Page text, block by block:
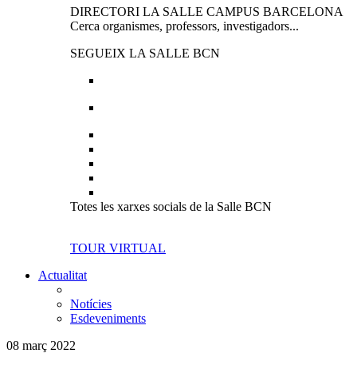
DIRECTORI LA SALLE CAMPUS BARCELONA
Cerca organismes, professors, investigadors...
SEGUEIX LA SALLE BCN
Totes les xarxes socials de la Salle BCN
TOUR VIRTUAL
Actualitat
Notícies
Esdeveniments
08 març 2022